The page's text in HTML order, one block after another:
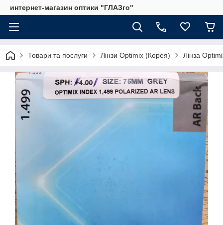
интернет-магазин оптики "ГЛАЗго"
Товари та послуги Лінзи Optimix (Корея) Лінза